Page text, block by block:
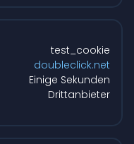
test_cookie
doubleclick.net
Einige Sekunden
Drittanbieter